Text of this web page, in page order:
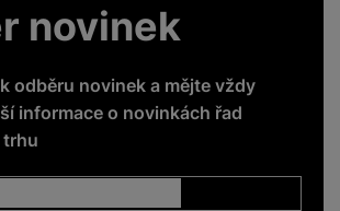
novinek
odběru novinek a mějte vždy
informace o novinkách řad